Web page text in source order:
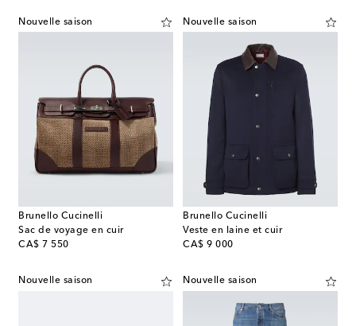
Nouvelle saison
Brunello Cucinelli
Sac de voyage en cuir
CA$ 7 550
original price
Nouvelle saison
Brunello Cucinelli
Veste en laine et cuir
CA$ 9 000
original price
Nouvelle saison Nouvelle saison